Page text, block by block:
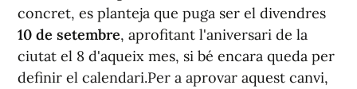
concret, es planteja que puga ser el divendres
10 de setembre, aprofitant l'aniversari de la
ciutat el 8 d'aqueix mes, si bé encara queda per
definir el calendari.Per a aprovar aquest canvi,